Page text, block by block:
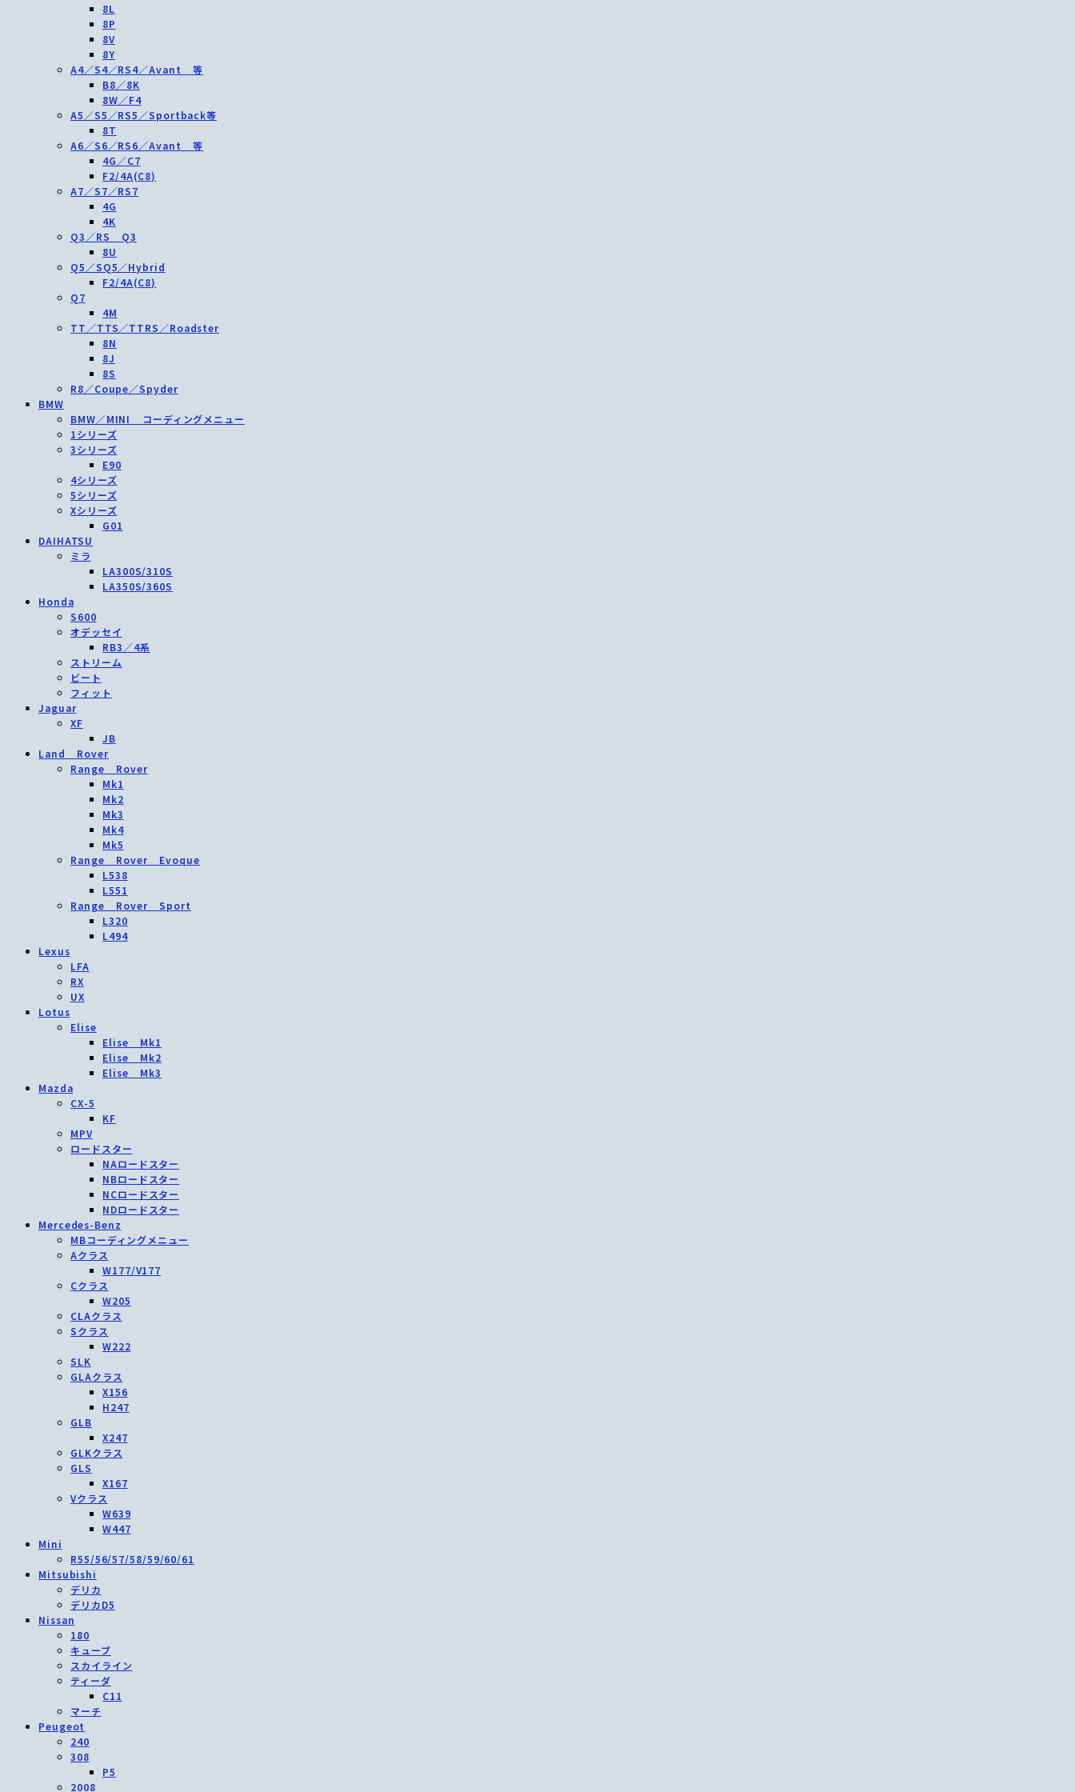
8L
8P
8V
8Y
A4／S4／RS4／Avant 等
B8／8K
8W／F4
A5／S5／RS5／Sportback等
8T
A6／S6／RS6／Avant 等
4G／C7
F2/4A(C8)
A7／S7／RS7
4G
4K
Q3／RS Q3
8U
Q5／SQ5／Hybrid
F2/4A(C8)
Q7
4M
TT／TTS／TTRS／Roadster
8N
8J
8S
R8／Coupe／Spyder
BMW
BMW／MINI コーディングメニュー
1シリーズ
3シリーズ
E90
4シリーズ
5シリーズ
Xシリーズ
G01
DAIHATSU
ミラ
LA300S/310S
LA350S/360S
Honda
S600
オデッセイ
RB3／4系
ストリーム
ビート
フィット
Jaguar
XF
JB
Land Rover
Range Rover
Mk1
Mk2
Mk3
Mk4
Mk5
Range Rover Evoque
L538
L551
Range Rover Sport
L320
L494
Lexus
LFA
RX
UX
Lotus
Elise
Elise Mk1
Elise Mk2
Elise Mk3
Mazda
CX-5
KF
MPV
ロードスター
NAロードスター
NBロードスター
NCロードスター
NDロードスター
Mercedes-Benz
MBコーディングメニュー
Aクラス
W177/V177
Cクラス
W205
CLAクラス
Sクラス
W222
SLK
GLAクラス
X156
H247
GLB
X247
GLKクラス
GLS
X167
Vクラス
W639
W447
Mini
R55/56/57/58/59/60/61
Mitsubishi
デリカ
デリカD5
Nissan
180
キューブ
スカイライン
ティーダ
C11
マーチ
Peugeot
240
308
P5
2008